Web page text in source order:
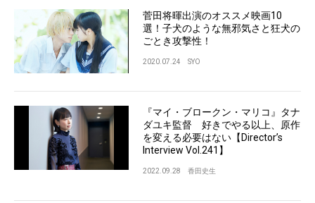
菅田将暉出演のオススメ映画10
選！子犬のような無邪気さと狂犬の
ごとき攻撃性！
2020.07.24 SYO
『マイ・ブロークン・マリコ』タナ
ダユキ監督 好きでやる以上、原作
を変える必要はない【Director’s
Interview Vol.241】
2022.09.28 香田史生